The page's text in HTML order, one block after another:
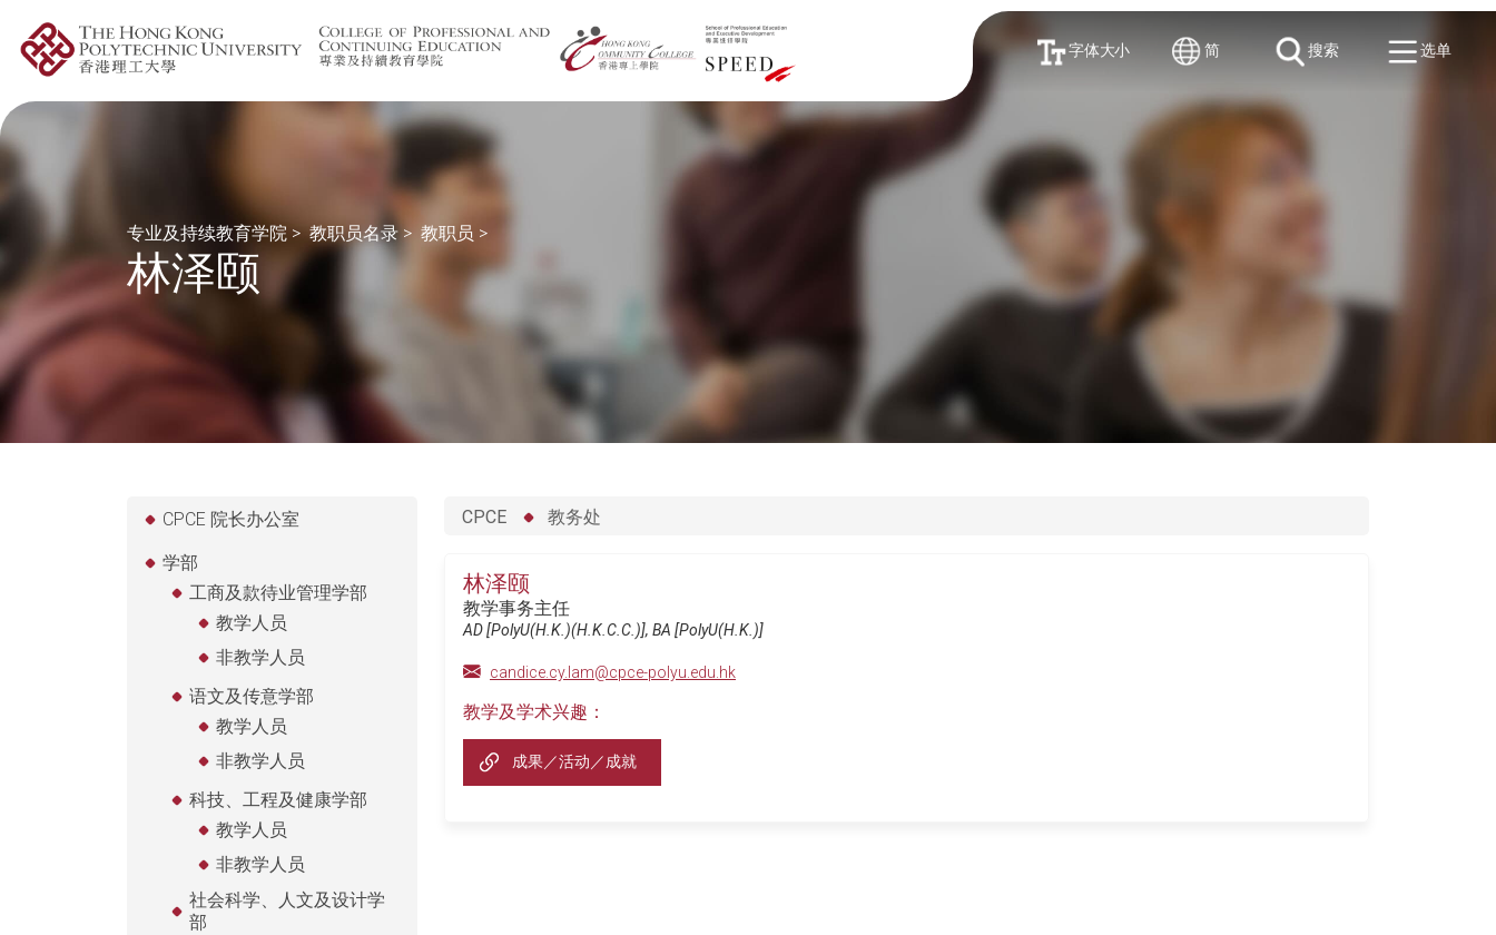
字体大小 简 搜索 选单
专业及持续教育学院 > 教职员名录 > 教职员 >
林泽颐
CPCE 院长办公室
学部
工商及款待业管理学部
教学人员
非教学人员
语文及传意学部
教学人员
非教学人员
科技、工程及健康学部
教学人员
非教学人员
社会科学、人文及设计学
部
CPCE 教务处
林泽颐
教学事务主任
AD [PolyU(H.K.)(H.K.C.C.)], BA [PolyU(H.K.)]
candice.cy.lam@cpce-polyu.edu.hk
教学及学术兴趣：
成果／活动／成就